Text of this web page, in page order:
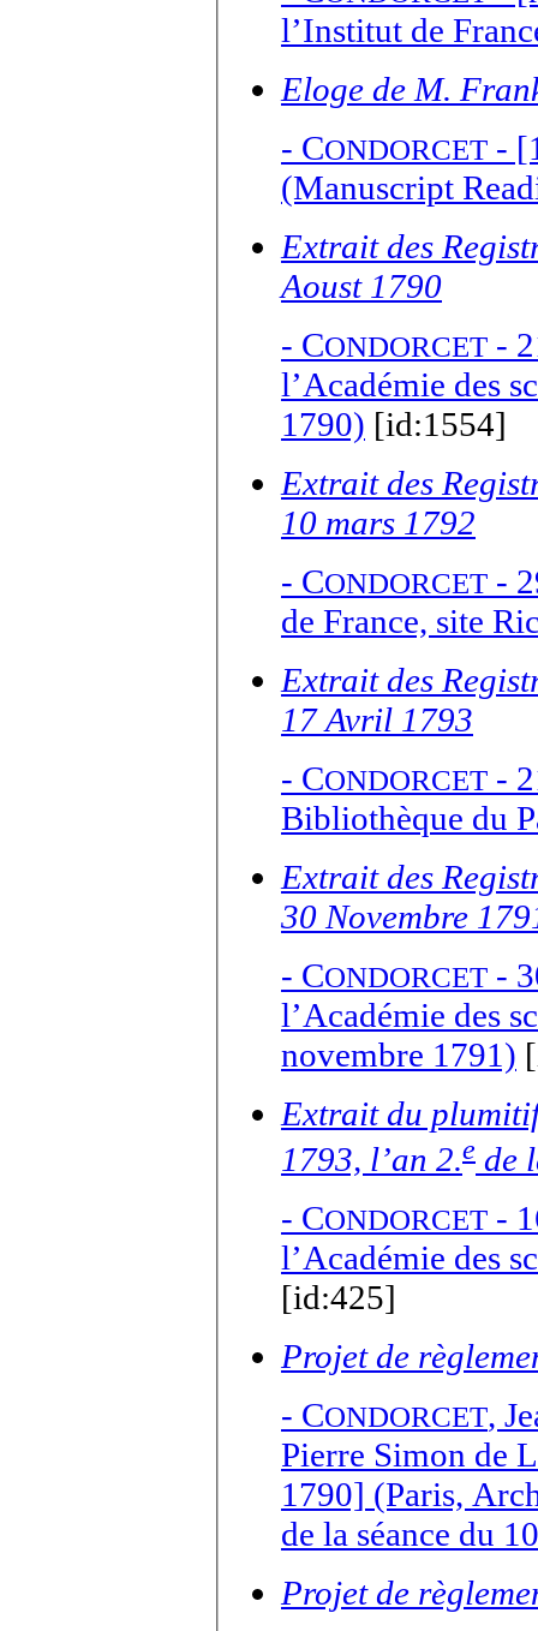
l’Institut de
Eloge de M.
- CONDORCET -
(Manuscript
Extrait des
Aoust 1790
- CONDORCET -
l’Académie des
1790) [id:1554]
Extrait des
10 mars 1792
- CONDORCET -
de France, site
Extrait des
17 Avril 1793
- CONDORCET -
Bibliothèque du
Extrait des
30 Novembre
- CONDORCET -
l’Académie des
novembre 1791)
Extrait du
1793, l’an 2.e de
- CONDORCET -
l’Académie des
[id:425]
Projet de
- CONDORCET,
Pierre Simon de L
1790] (Paris,
de la séance du
Projet de